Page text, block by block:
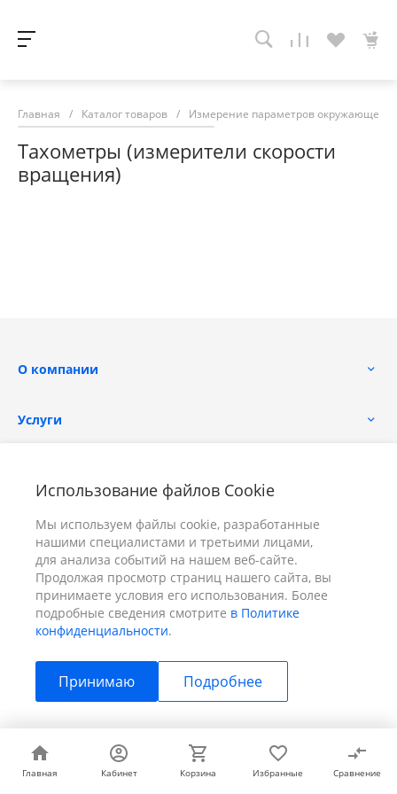
Использование файлов Cookie
Мы используем файлы cookie, разработанные
нашими специалистами и третьими лицами,
для анализа событий на нашем веб-сайте.
Продолжая просмотр страниц нашего сайта, вы
принимаете условия его использования. Более
подробные сведения смотрите в Политике
конфиденциальности.
Принимаю Подробнее
Главная Кабинет Корзина Избранные Сравнение
Главная Кабинет Корзина Избранные Сравнение
Главная / Каталог товаров / Измерение параметров окружающей
Тахометры (измерители скорости
вращения)
О компании
Услуги
+7 (391) 298-00-11 Заказать звонок
г. Красноярск, пер. Телевизорный 9 "А" ООО "ПРИЗМ"
© 2026 ПРИЗМ, Все права защищены